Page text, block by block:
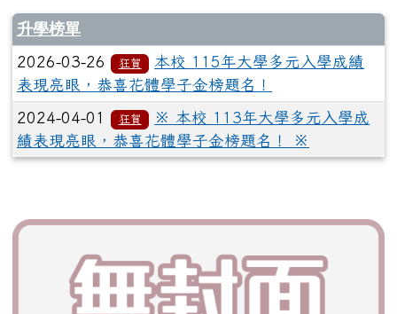
升學榜單
2026-03-26 狂賀
本校 115年大學多元入學成績
表現亮眼，恭喜花體學子金榜題名！
2024-04-01 狂賀
※ 本校 113年大學多元入學成
績表現亮眼，恭喜花體學子金榜題名！ ※